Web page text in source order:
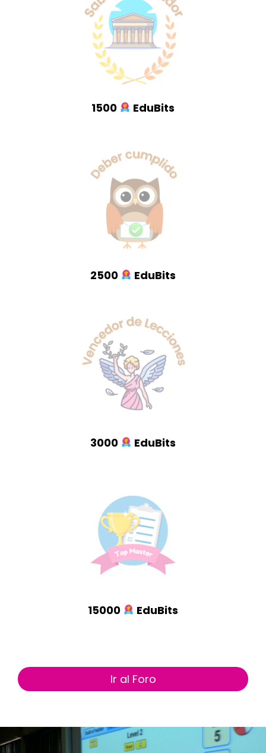
1500 EduBits
2500 EduBits
3000 EduBits
15000 EduBits
Ir al Foro